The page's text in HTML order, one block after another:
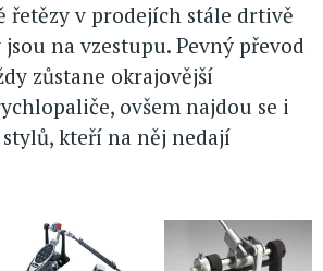
řetězy v prodejích stále drtivě
na vzestupu. Pevný převod
zůstane okrajovější
ovšem najdou se i
kteří na něj nedají